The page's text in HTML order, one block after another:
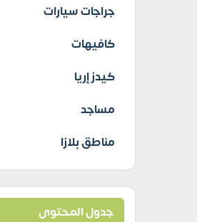
جراجات سيارات
كافيهات
كيدز إريا
مساجد
مناطق بلازا
جدول المحتوى